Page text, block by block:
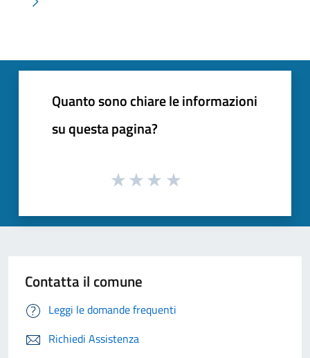
Pagina successiva
Quanto sono chiare le informazioni
su questa pagina?
Contatta il comune
Leggi le domande frequenti
Richiedi Assistenza